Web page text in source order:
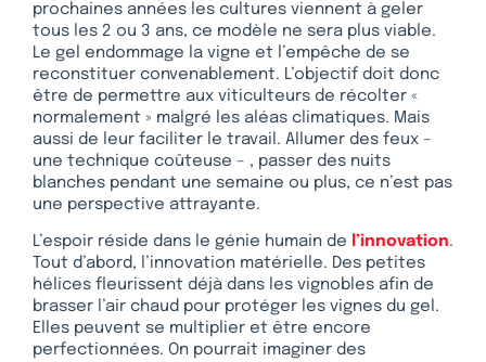
prochaines années les cultures viennent à geler
tous les 2 ou 3 ans, ce modèle ne sera plus viable.
Le gel endommage la vigne et l’empêche de se
reconstituer convenablement. L’objectif doit donc
être de permettre aux viticulteurs de récolter «
normalement » malgré les aléas climatiques. Mais
aussi de leur faciliter le travail. Allumer des feux –
une technique coûteuse – , passer des nuits
blanches pendant une semaine ou plus, ce n’est pas
une perspective attrayante.
L’espoir réside dans le génie humain de l’innovation.
Tout d’abord, l’innovation matérielle. Des petites
hélices fleurissent déjà dans les vignobles afin de
brasser l’air chaud pour protéger les vignes du gel.
Elles peuvent se multiplier et être encore
perfectionnées. On pourrait imaginer des